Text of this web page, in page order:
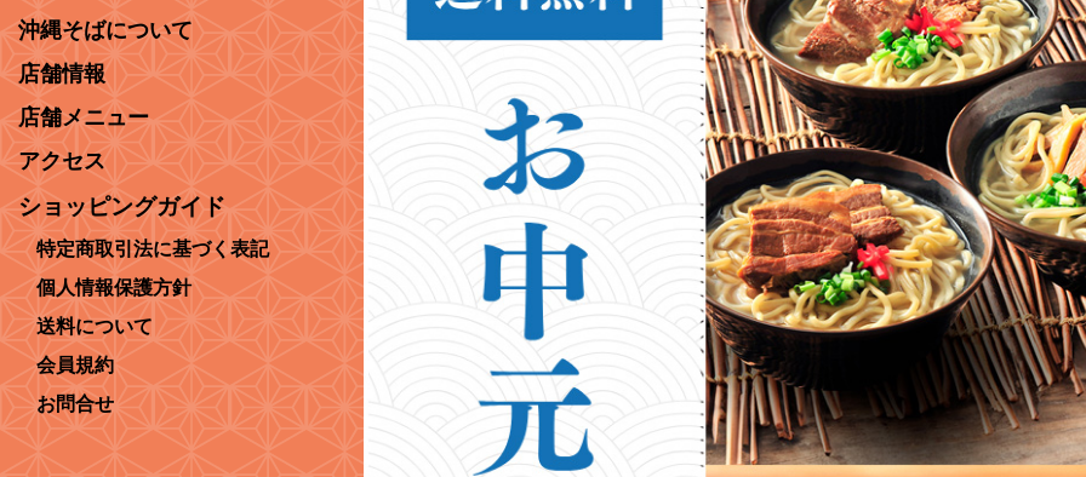
沖縄そばについて
店舗情報
店舗メニュー
アクセス
ショッピングガイド
特定商取引法に基づく表記
個人情報保護方針
送料について
会員規約
お問合せ